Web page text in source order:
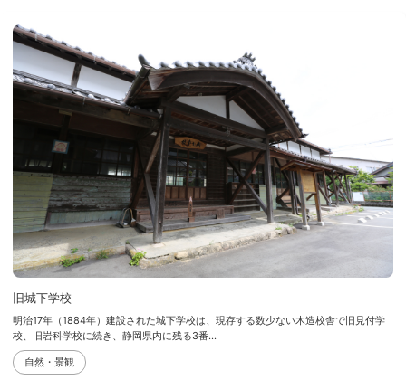
旧城下学校
明治17年（1884年）建設された城下学校は、現存する数少ない木造校舎で旧見付学
校、旧岩科学校に続き、静岡県内に残る3番...
自然・景観